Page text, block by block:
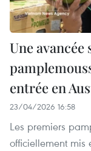
Une
entrée en
23/04/2026 16:58
Les premiers
officiellement mis